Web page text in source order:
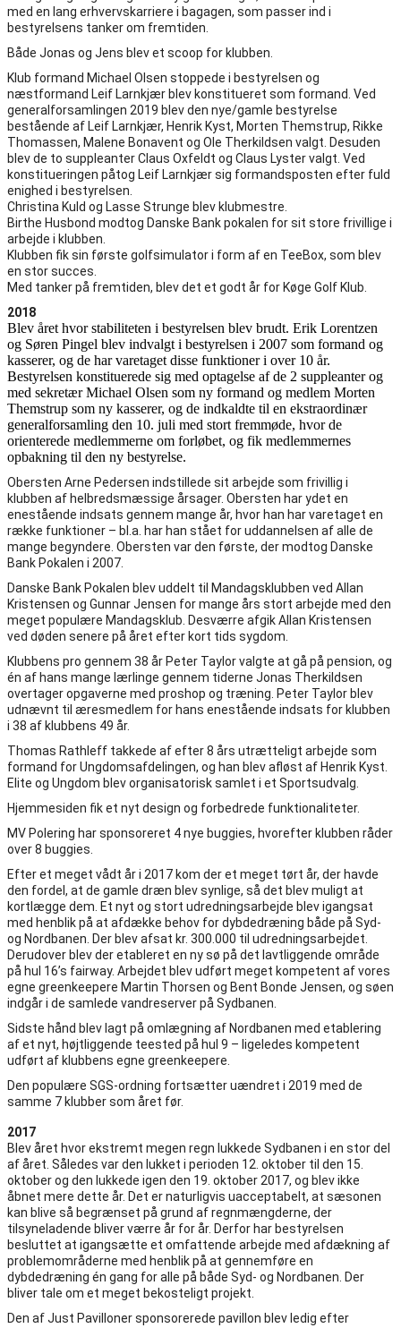
med en lang erhvervskarriere i bagagen, som passer ind i
bestyrelsens tanker om fremtiden.
Både Jonas og Jens blev et scoop for klubben.
Klub formand Michael Olsen stoppede i bestyrelsen og
næstformand Leif Larnkjær blev konstitueret som formand. Ved
generalforsamlingen 2019 blev den nye/gamle bestyrelse
bestående af Leif Larnkjær, Henrik Kyst, Morten Themstrup, Rikke
Thomassen, Malene Bonavent og Ole Therkildsen valgt. Desuden
blev de to suppleanter Claus Oxfeldt og Claus Lyster valgt. Ved
konstitueringen påtog Leif Larnkjær sig formandsposten efter fuld
enighed i bestyrelsen.
Christina Kuld og Lasse Strunge blev klubmestre.
Birthe Husbond modtog Danske Bank pokalen for sit store frivillige i
arbejde i klubben.
Klubben fik sin første golfsimulator i form af en TeeBox, som blev
en stor succes.
Med tanker på fremtiden, blev det et godt år for Køge Golf Klub.
2018
Blev året hvor stabiliteten i bestyrelsen blev brudt. Erik Lorentzen
og Søren Pingel blev indvalgt i bestyrelsen i 2007 som formand og
kasserer, og de har varetaget disse funktioner i over 10 år.
Bestyrelsen konstituerede sig med optagelse af de 2 suppleanter og
med sekretær Michael Olsen som ny formand og medlem Morten
Themstrup som ny kasserer, og de indkaldte til en ekstraordinær
generalforsamling den 10. juli med stort fremmøde, hvor de
orienterede medlemmerne om forløbet, og fik medlemmernes
opbakning til den ny bestyrelse.
Obersten Arne Pedersen indstillede sit arbejde som frivillig i
klubben af helbredsmæssige årsager. Obersten har ydet en
enestående indsats gennem mange år, hvor han har varetaget en
række funktioner – bl.a. har han stået for uddannelsen af alle de
mange begyndere. Obersten var den første, der modtog Danske
Bank Pokalen i 2007.
Danske Bank Pokalen blev uddelt til Mandagsklubben ved Allan
Kristensen og Gunnar Jensen for mange års stort arbejde med den
meget populære Mandagsklub. Desværre afgik Allan Kristensen
ved døden senere på året efter kort tids sygdom.
Klubbens pro gennem 38 år Peter Taylor valgte at gå på pension, og
én af hans mange lærlinge gennem tiderne Jonas Therkildsen
overtager opgaverne med proshop og træning. Peter Taylor blev
udnævnt til æresmedlem for hans enestående indsats for klubben
i 38 af klubbens 49 år.
Thomas Rathleff takkede af efter 8 års utrætteligt arbejde som
formand for Ungdomsafdelingen, og han blev afløst af Henrik Kyst.
Elite og Ungdom blev organisatorisk samlet i et Sportsudvalg.
Hjemmesiden fik et nyt design og forbedrede funktionaliteter.
MV Polering har sponsoreret 4 nye buggies, hvorefter klubben råder
over 8 buggies.
Efter et meget vådt år i 2017 kom der et meget tørt år, der havde
den fordel, at de gamle dræn blev synlige, så det blev muligt at
kortlægge dem. Et nyt og stort udredningsarbejde blev igangsat
med henblik på at afdække behov for dybdedræning både på Syd-
og Nordbanen. Der blev afsat kr. 300.000 til udredningsarbejdet.
Derudover blev der etableret en ny sø på det lavtliggende område
på hul 16’s fairway. Arbejdet blev udført meget kompetent af vores
egne greenkeepere Martin Thorsen og Bent Bonde Jensen, og søen
indgår i de samlede vandreserver på Sydbanen.
Sidste hånd blev lagt på omlægning af Nordbanen med etablering
af et nyt, højtliggende teested på hul 9 – ligeledes kompetent
udført af klubbens egne greenkeepere.
Den populære SGS-ordning fortsætter uændret i 2019 med de
samme 7 klubber som året før.
2017
Blev året hvor ekstremt megen regn lukkede Sydbanen i en stor del
af året. Således var den lukket i perioden 12. oktober til den 15.
oktober og den lukkede igen den 19. oktober 2017, og blev ikke
åbnet mere dette år. Det er naturligvis uacceptabelt, at sæsonen
kan blive så begrænset på grund af regnmængderne, der
tilsyneladende bliver værre år for år. Derfor har bestyrelsen
besluttet at igangsætte et omfattende arbejde med afdækning af
problemområderne med henblik på at gennemføre en
dybdedræning én gang for alle på både Syd- og Nordbanen. Der
bliver tale om et meget bekosteligt projekt.
Den af Just Pavilloner sponsorerede pavillon blev ledig efter